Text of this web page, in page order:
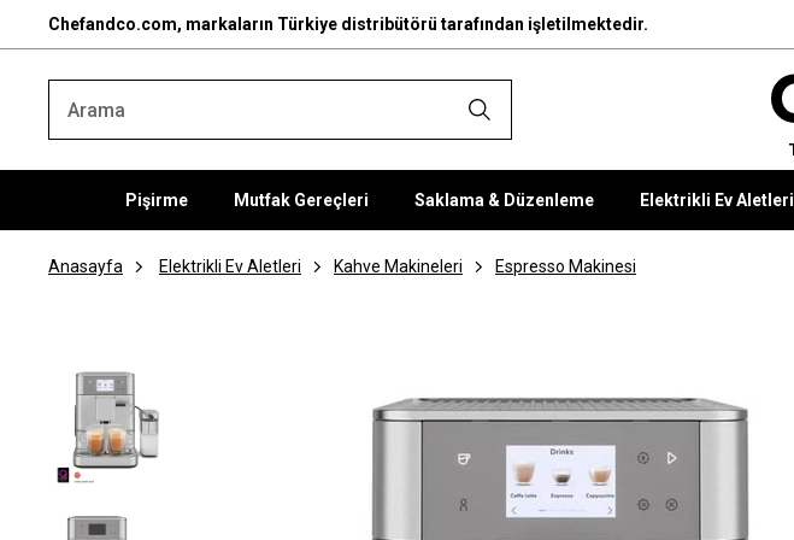
Chefandco.com, markaların Türkiye distribütörü tarafından işletilmektedir.
Pişirme Mutfak Gereçleri Saklama & Düzenleme Elektrikli Ev Aletleri
Anasayfa Elektrikli Ev Aletleri Kahve Makineleri Espresso Makinesi